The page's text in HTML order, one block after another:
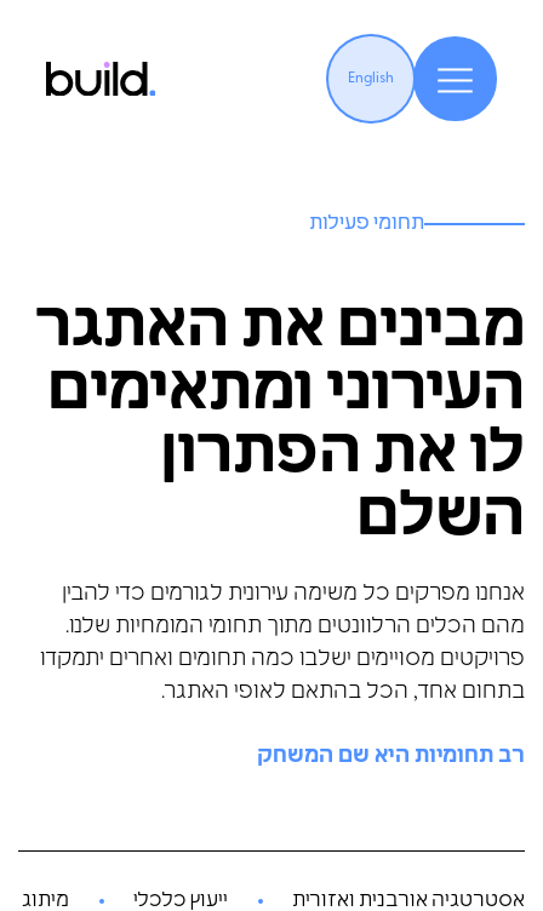
English
תחומי פעילות
מבינים את האתגר
העירוני ומתאימים
לו את הפתרון
השלם
אנחנו מפרקים כל משימה עירונית לגורמים כדי להבין
מהם הכלים הרלוונטים מתוך תחומי המומחיות שלנו.
פרויקטים מסויימים ישלבו כמה תחומים ואחרים יתמקדו
בתחום אחד, הכל בהתאם לאופי האתגר.
רב תחומיות היא שם המשחק
אסטרטגיה אורבנית ואזורית ייעוץ כלכלי מיתוג